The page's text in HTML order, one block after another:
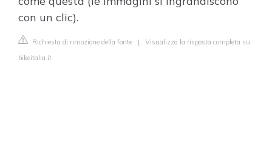
con un clic).
Richiesta di rimozione della fonte | Visualizza la risposta completa su
bikeitalia.it